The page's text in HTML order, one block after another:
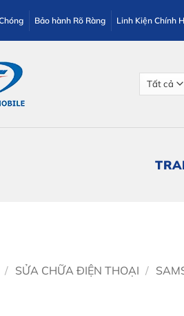
Bảo hành Rõ Ràng Linh Kiện Chính
/ SỬA CHỮA ĐIỆN THOẠI /